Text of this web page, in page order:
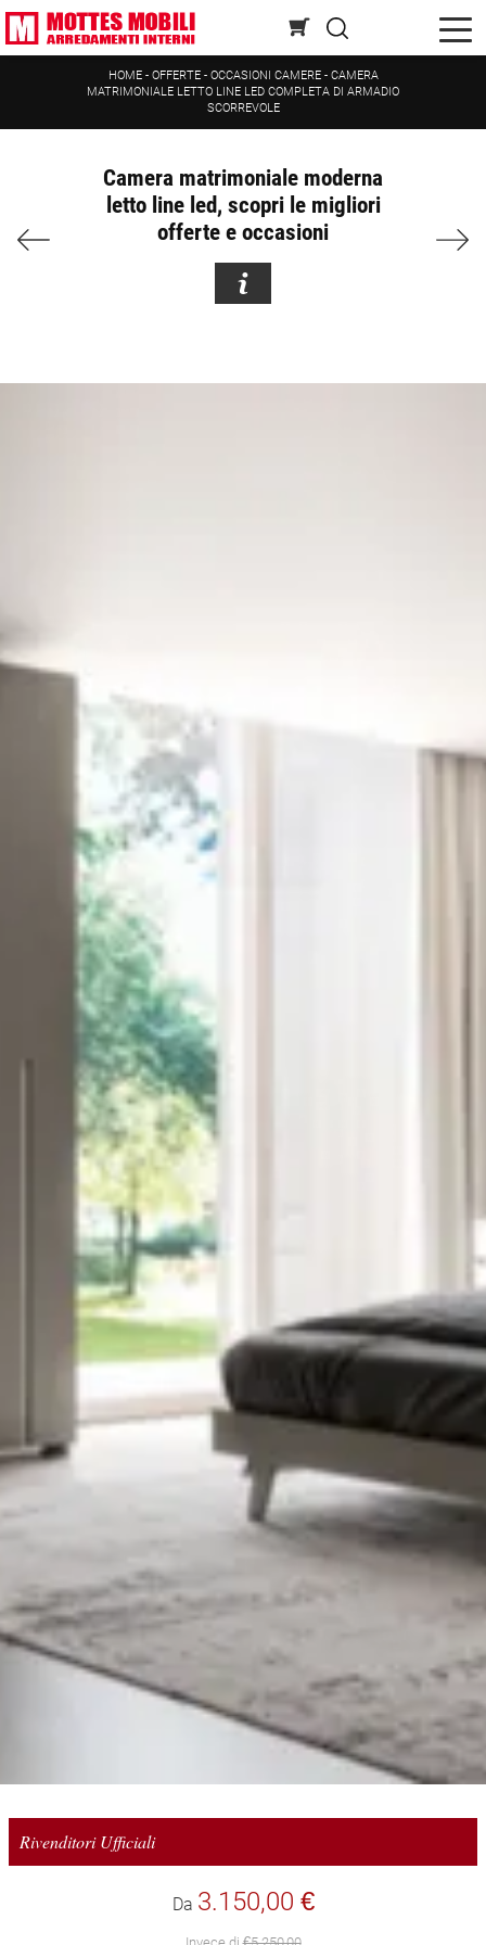
HOME- OFFERTE- OCCASIONI CAMERE - CAMERA
MATRIMONIALE LETTO LINE LED COMPLETA DI ARMADIO
SCORREVOLE
Camera matrimoniale moderna
letto line led, scopri le migliori
offerte e occasioni
Rivenditori Ufficiali
Da 3.150,00 €